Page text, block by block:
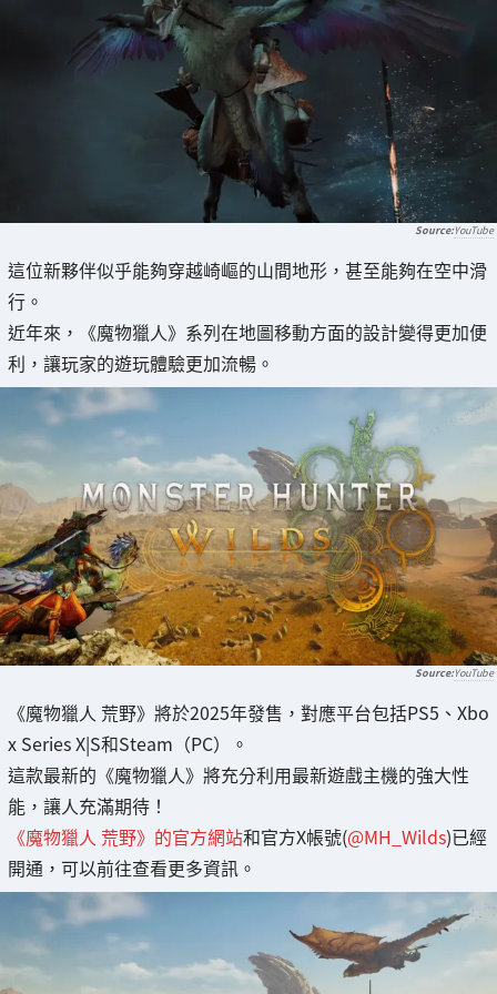
YouTube
這位新夥伴似乎能夠穿越崎嶇的山間地形，甚至能夠在空中滑
行。
近年來，《魔物獵人》系列在地圖移動方面的設計變得更加便
利，讓玩家的遊玩體驗更加流暢。
YouTube
《魔物獵人 荒野》將於2025年發售，對應平台包括PS5、Xbo
x Series X|S和Steam（PC）。
這款最新的《魔物獵人》將充分利用最新遊戲主機的強大性
能，讓人充滿期待！
《魔物獵人 荒野》的官方網站和官方X帳號(@MH_Wilds)已經
開通，可以前往查看更多資訊。